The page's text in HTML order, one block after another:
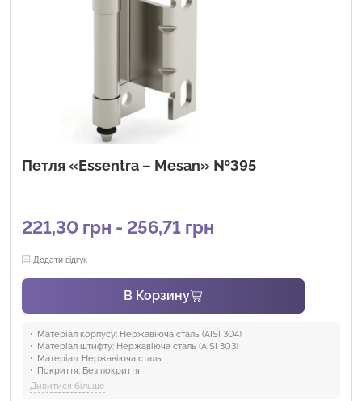
Петля «Essentra – Mesan» №395
221,30 грн - 256,71 грн
Додати відгук
В Корзину
Матеріал корпусу: Нержавіюча сталь (AISI 304)
Матеріал штифту: Нержавіюча сталь (AISI 303)
Матеріал: Нержавіюча сталь
Покриття: Без покриття
Версія:V1, V2
Галузі:Промисловість та обладнання, Торгівля та HoReCa
Дивитися більше